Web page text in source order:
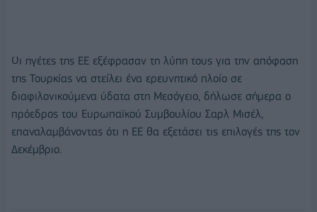
Οι ηγέτες της ΕΕ εξέφρασαν τη λύπη τους για την απόφαση
της Τουρκίας να στείλει ένα ερευνητικό πλοίο σε
διαφιλονικούμενα ύδατα στη Μεσόγειο, δήλωσε σήμερα ο
πρόεδρος του Ευρωπαϊκού Συμβουλίου Σαρλ Μισέλ,
επαναλαμβάνοντας ότι η ΕΕ θα εξετάσει τις επιλογές της τον
Δεκέμβριο.